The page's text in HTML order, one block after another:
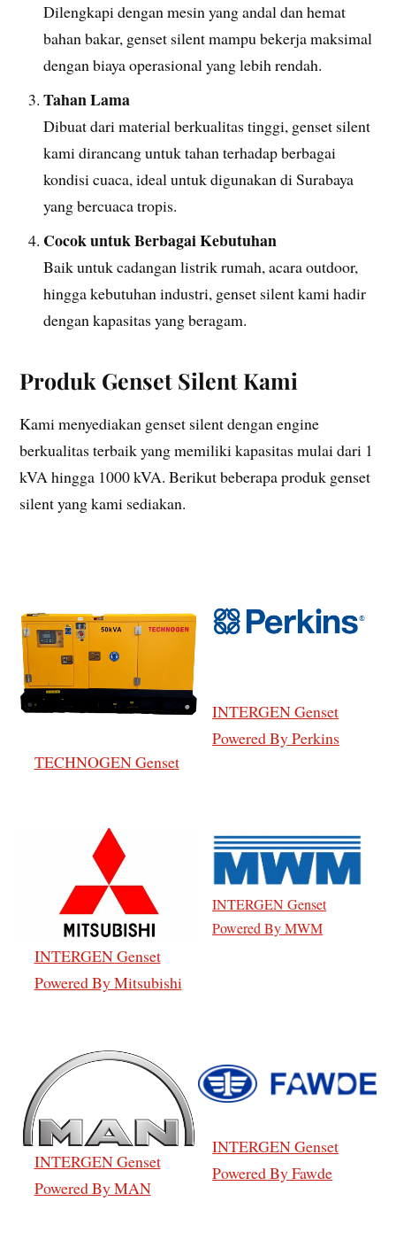
Dilengkapi dengan mesin yang andal dan hemat
bahan bakar, genset silent mampu bekerja maksimal
dengan biaya operasional yang lebih rendah.
Tahan Lama
Dibuat dari material berkualitas tinggi, genset silent
kami dirancang untuk tahan terhadap berbagai
kondisi cuaca, ideal untuk digunakan di Surabaya
yang bercuaca tropis.
Cocok untuk Berbagai Kebutuhan
Baik untuk cadangan listrik rumah, acara outdoor,
hingga kebutuhan industri, genset silent kami hadir
dengan kapasitas yang beragam.
Produk Genset Silent Kami
Kami menyediakan genset silent dengan engine
berkualitas terbaik yang memiliki kapasitas mulai dari 1
kVA hingga 1000 kVA. Berikut beberapa produk genset
silent yang kami sediakan.
TECHNOGEN Genset
INTERGEN Genset
Powered By Perkins
INTERGEN Genset
Powered By Mitsubishi
INTERGEN Genset
Powered By MWM
INTERGEN Genset
Powered By MAN
INTERGEN Genset
Powered By Fawde